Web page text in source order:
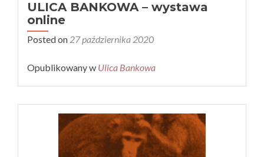
ULICA BANKOWA – wystawa
online
Posted on 27 października 2020
Opublikowany w Ulica Bankowa